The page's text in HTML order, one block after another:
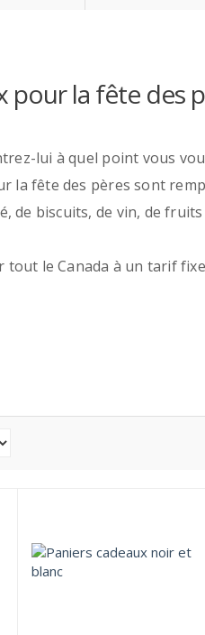
pour la fête des
lui à quel point vous
la fête des pères sont
de biscuits, de vin, de
le Canada à un tarif